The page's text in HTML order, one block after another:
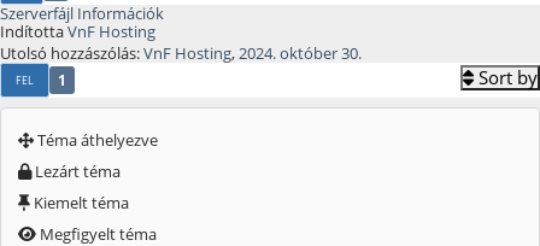
Szerverfájl Információk
IndítottaVnF Hosting
Utolsó hozzászólás:VnF Hosting,2024. október 30.
FEL 1 Sort by
Téma áthelyezve
Lezárt téma
Kiemelt téma
Megfigyelt téma